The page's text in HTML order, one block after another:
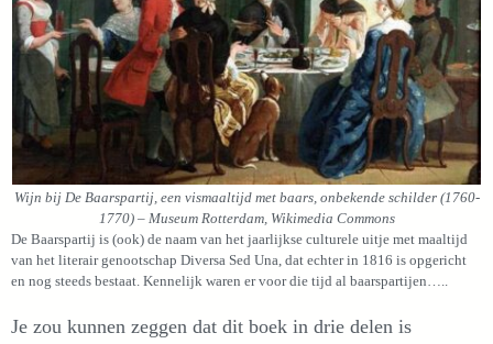
Wijn bij De Baarspartij, een vismaaltijd met baars, onbekende schilder (1760-
1770) – Museum Rotterdam, Wikimedia Commons
De Baarspartij is (ook) de naam van het jaarlijkse culturele uitje met maaltijd
van het literair genootschap Diversa Sed Una, dat echter in 1816 is opgericht
en nog steeds bestaat. Kennelijk waren er voor die tijd al baarspartijen…..
Je zou kunnen zeggen dat dit boek in drie delen is